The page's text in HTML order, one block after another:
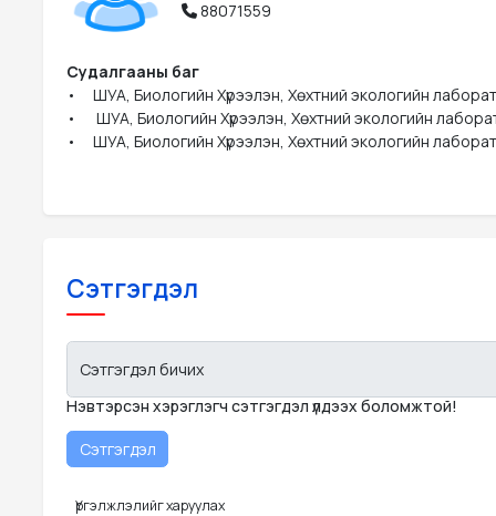
88071559
Судалгааны баг
•	ШУА, Биологийн Хүрээлэн, Хөхтний экологийн лабораторийн эрдэм шинжилгээний ажилтан, Доктор Э.Ундрахбаяр
•	 ШУА, Биологийн Хүрээлэн, Хөхтний экологийн лабораторийн эрдэм шинжилгээний ажилтан, Доктор М.Баяраа
•	ШУА, Биологийн Хүрээлэн, Хөхтний экологийн
Сэтгэгдэл
Сэтгэгдэл бичих
Нэвтэрсэн хэрэглэгч сэтгэгдэл үлдээх боломжтой!
Үргэлжлэлийг харуулах